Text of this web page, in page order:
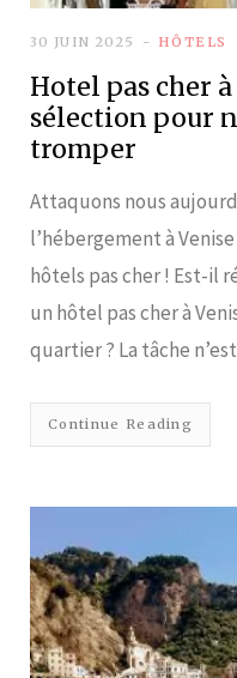
HÔTELS
30 JUIN 2025
Hotel pas cher
sélection pour
tromper
Attaquons nous
l’hébergement à
hôtels pas cher ! Est-il
un hôtel pas cher à
quartier ? La tâche
Continue Reading